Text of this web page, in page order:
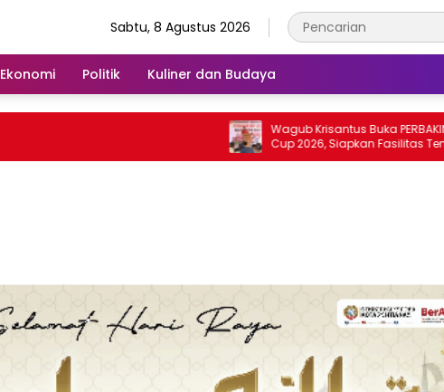
Sabtu, 8 Agustus 2026
Ekonomi Politik Kuliner dan Budaya
Wagub Krisantus Buka PERBAKIN Kalbar
Cup 2026, Siapkan Fasilitas Tembak 25
dan 50 Meter